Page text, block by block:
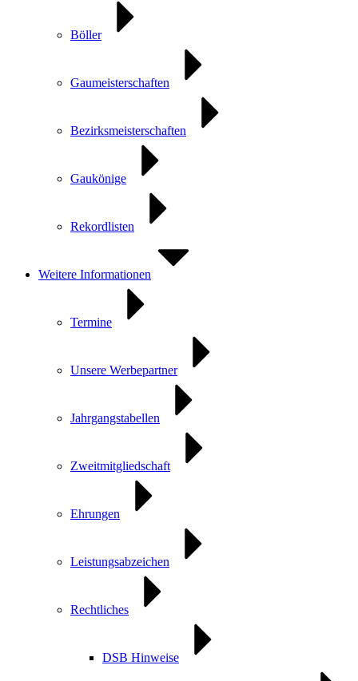
Böller
Gaumeisterschaften
Bezirksmeisterschaften
Gaukönige
Rekordlisten
Weitere Informationen
Termine
Unsere Werbepartner
Jahrgangstabellen
Zweitmitgliedschaft
Ehrungen
Leistungsabzeichen
Rechtliches
DSB Hinweise